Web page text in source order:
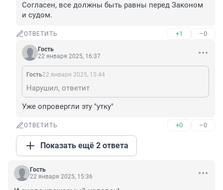
Согласен, все должны быть равны перед Законом
и судом.
ОТВЕТИТЬ +1 –0
Гость
22 января 2025, 16:37
Гость22 января 2025, 15:44
Нарушил, ответит
Уже опровергли эту "утку"
ОТВЕТИТЬ +0 –0
Показать ещё 2 ответа
Гость
22 января 2025, 15:36